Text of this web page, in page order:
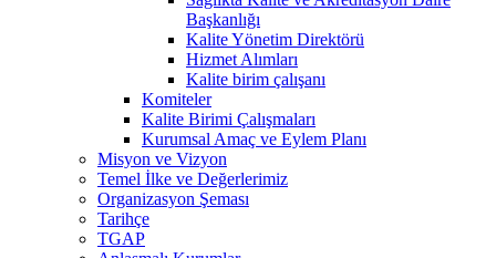
Başkanlığı
Kalite Yönetim Direktörü
Hizmet Alımları
Kalite birim çalışanı
Komiteler
Kalite Birimi Çalışmaları
Kurumsal Amaç ve Eylem Planı
Misyon ve Vizyon
Temel İlke ve Değerlerimiz
Organizasyon Şeması
Tarihçe
TGAP